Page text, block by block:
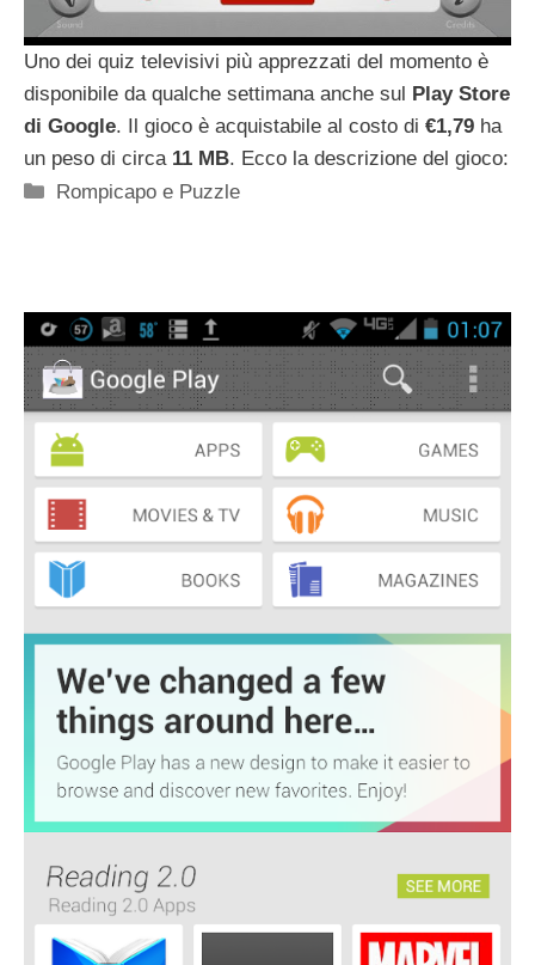
Uno dei quiz televisivi più apprezzati del momento è
disponibile da qualche settimana anche sul Play Store
di Google. Il gioco è acquistabile al costo di €1,79 ha
un peso di circa 11 MB. Ecco la descrizione del gioco:
Categorie
Rompicapo e Puzzle